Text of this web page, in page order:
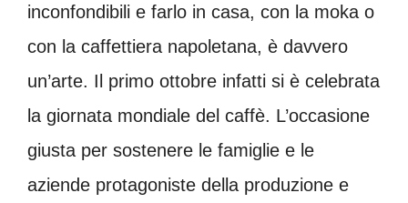
inconfondibili e farlo in casa, con la moka o
con la caffettiera napoletana, è davvero
un’arte. Il primo ottobre infatti si è celebrata
la giornata mondiale del caffè. L’occasione
giusta per sostenere le famiglie e le
aziende protagoniste della produzione e